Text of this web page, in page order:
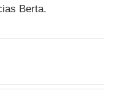
Berta.